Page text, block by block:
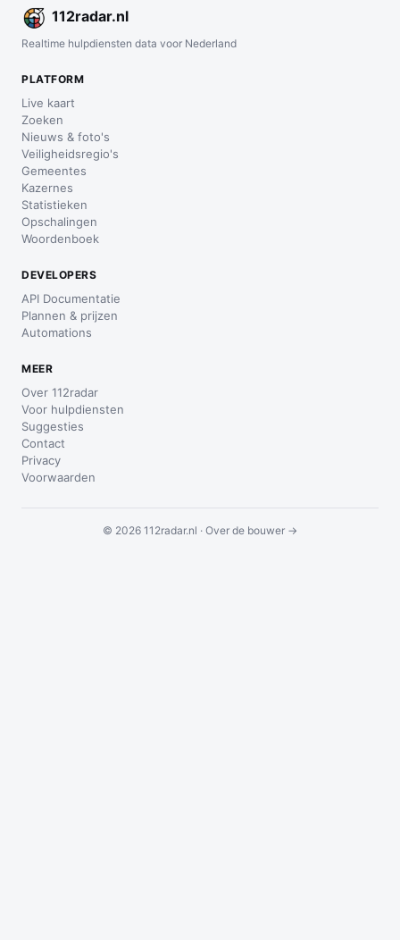
112radar.nl
Realtime hulpdiensten data voor Nederland
PLATFORM
Live kaart
Zoeken
Nieuws & foto's
Veiligheidsregio's
Gemeentes
Kazernes
Statistieken
Opschalingen
Woordenboek
DEVELOPERS
API Documentatie
Plannen & prijzen
Automations
MEER
Over 112radar
Voor hulpdiensten
Suggesties
Contact
Privacy
Voorwaarden
© 2026 112radar.nl · Over de bouwer →